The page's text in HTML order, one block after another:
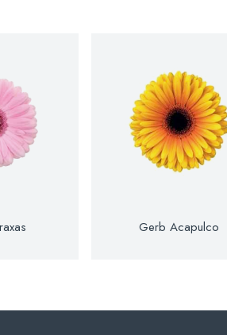
Gerb Acapulco